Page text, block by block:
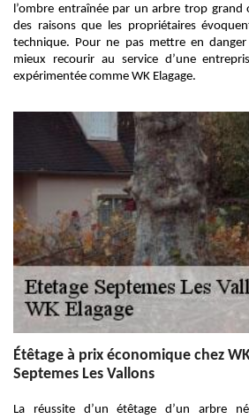
l’ombre entraînée par un arbre trop
des raisons que les propriétaires
technique. Pour ne pas mettre en
mieux recourir au service d’une
expérimentée comme WK Elagage.
Étêtage à prix économique chez
Septemes Les Vallons
La réussite d’un étêtage d’un arbre